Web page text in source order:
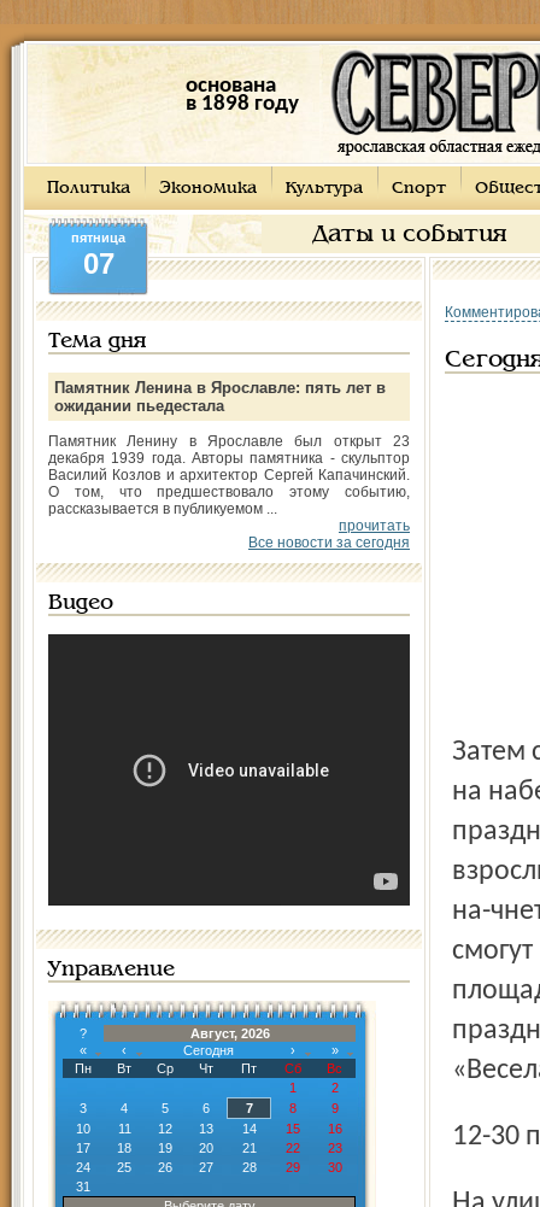
основана
в 1898 году
Политика Экономика Культура Спорт
Даты и события
пятница
07
Тема дня
Памятник Ленина в Ярославле: пять лет в
ожидании пьедестала
Памятник Ленину в Ярославле был открыт 23
декабря 1939 года. Авторы памятника - скульптор
Василий Козлов и архитектор Сергей Капачинский.
О том, что предшествовало этому событию,
рассказывается в публикуемом ...
прочитать
Все новости за сегодня
Видео
Управление
?
Август, 2026
«
‹ Сегодня ›
»
Пн
Вт Ср Чт Пт Сб
Вс
1
2
3
4 5 6 7 8
9
10
11 12 13 14 15
16
17
18 19 20 21 22
23
24
25 26 27 28 29
30
31
Затем с Богоявленской площади торжества переместятся
на
на-
12-30